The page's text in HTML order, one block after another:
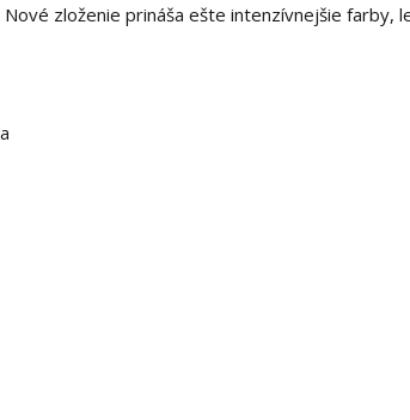
Nové zloženie prináša ešte intenzívnejšie